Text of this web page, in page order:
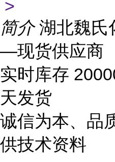
>
简介 湖北魏氏
—现货供应商
实时库存
天发货
诚信为本、品
供技术资料